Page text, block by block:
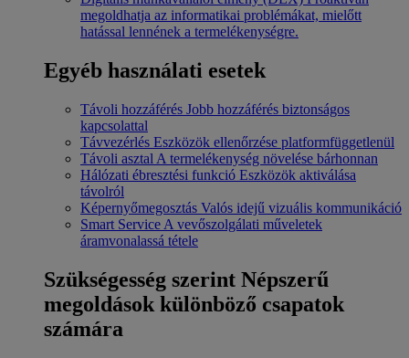
megoldhatja az informatikai problémákat, mielőtt
hatással lennének a termelékenységre.
Egyéb használati esetek
Távoli hozzáférés Jobb hozzáférés biztonságos
kapcsolattal
Távvezérlés Eszközök ellenőrzése platformfüggetlenül
Távoli asztal A termelékenység növelése bárhonnan
Hálózati ébresztési funkció Eszközök aktiválása
távolról
Képernyőmegosztás Valós idejű vizuális kommunikáció
Smart Service A vevőszolgálati műveletek
áramvonalassá tétele
Szükségesség szerint Népszerű
megoldások különböző csapatok
számára